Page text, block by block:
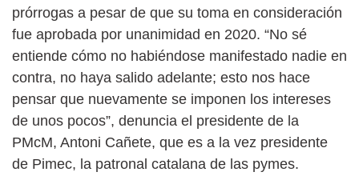
prórrogas a pesar de que su toma en consideración
fue aprobada por unanimidad en 2020. “No sé
entiende cómo no habiéndose manifestado nadie en
contra, no haya salido adelante; esto nos hace
pensar que nuevamente se imponen los intereses
de unos pocos”, denuncia el presidente de la
PMcM, Antoni Cañete, que es a la vez presidente
de Pimec, la patronal catalana de las pymes.